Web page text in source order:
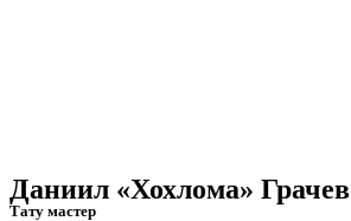
Даниил «Хохлома» Грачев
Тату мастер